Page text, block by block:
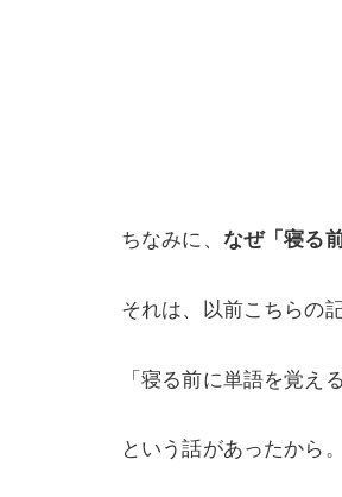
ちなみに、 なぜ「寝る
それは、以前こちらの
「寝る前に単語を覚え
という話があったから。